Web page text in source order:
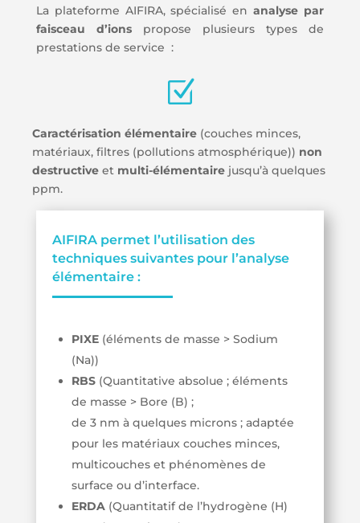
La plateforme AIFIRA, spécialisé enanalyse par
faisceau d’ionspropose plusieurs types de
prestations de service :
Z
Caractérisation élémentaire (couches minces,
matériaux, filtres (pollutions atmosphérique)) non
destructive et multi-élémentaire jusqu’à quelques
ppm.
AIFIRA permet l’utilisation des
techniques suivantes pour l’analyse
élémentaire :
PIXE(éléments de masse > Sodium
(Na))
RBS(Quantitative absolue ; éléments
de masse > Bore (B) ;
de 3 nm à quelques microns ; adaptée
pour les matériaux couches minces,
multicouches et phénomènes de
surface ou d’interface.
ERDA(Quantitatif de l’hydrogène (H)